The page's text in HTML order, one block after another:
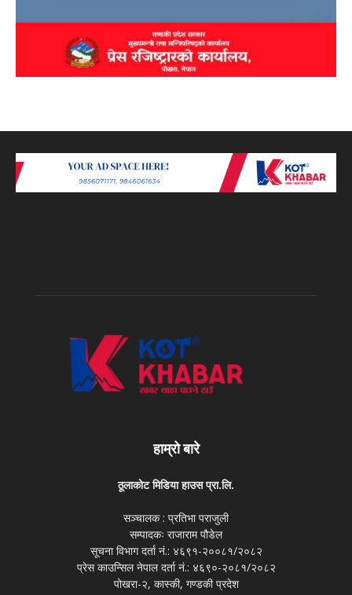
हाम्रो बारे
ठूलाकोट मिडिया हाउस प्रा.लि.
सञ्चालक : प्रतिभा पराजुली
सम्पादकः राजाराम पौडेल
सूचना विभाग दर्ता नं.: ४६९१-२००८१/२०८२
प्रेस काउन्सिल नेपाल दर्ता नं.: ४६९०-२०८१/२०८२
पोखरा-२, कास्की, गण्डकी प्रदेश